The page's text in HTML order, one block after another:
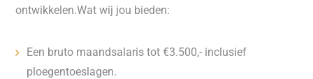
ontwikkelen.Wat wij jou bieden:
Een bruto maandsalaris tot €3.500,- inclusief
ploegentoeslagen.